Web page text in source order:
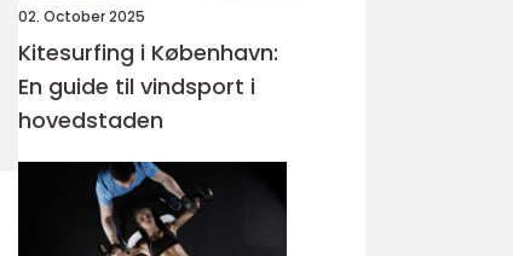
02. October 2025
Kitesurfing i København:
En guide til vindsport i
hovedstaden